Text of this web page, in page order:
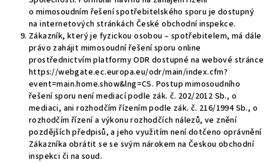
o mimosoudním řešení spotřebitelského sporu je dostupný
na internetových stránkách České obchodní inspekce.
Zákazník, který je fyzickou osobou – spotřebitelem, má dále
právo zahájit mimosoudní řešení sporu online
prostřednictvím platformy ODR dostupné na webové stránce
https://webgate.ec.europa.eu/odr/main/index.cfm?
event=main.home.show&lng=CS. Postup mimosoudního
řešení sporu není mediací podle zák. č. 202/2012 Sb., o
mediaci, ani rozhodčím řízením podle zák. č. 216/1994 Sb., o
rozhodčím řízení a výkonu rozhodčích nálezů, ve znění
pozdějších předpisů, a jeho využitím není dotčeno oprávnění
Zákazníka obrátit se se svým nárokem na Českou obchodní
inspekci či na soud.